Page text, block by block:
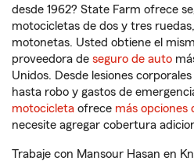
desde 1962? State Farm ofrece
motocicletas de dos y tres
motonetas. Usted obtiene el
proveedora de seguro de auto
Unidos. Desde lesiones
hasta robo y gastos de
motocicleta ofrece más opciones
necesite agregar cobertura
Trabaje con Mansour Hasan en